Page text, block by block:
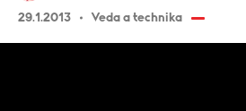
29.1.2013
Veda a technika